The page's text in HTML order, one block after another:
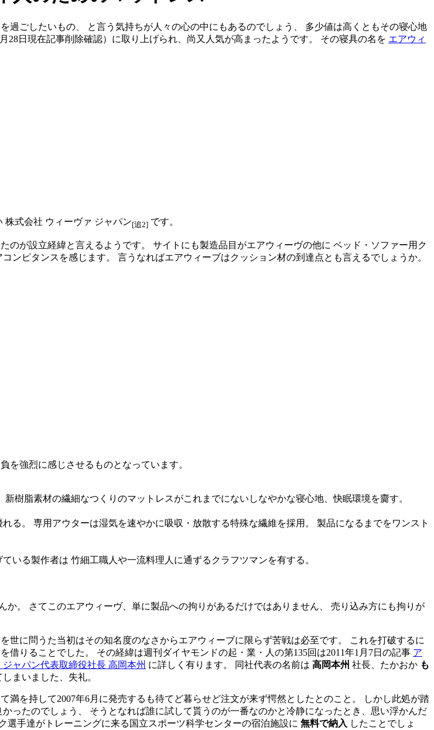
過ごしたいもの、 と言う気持ちが人々の心の中にもあるのでしょう、 多少値は高くともその寝心地
月28日現在記事削除確認）に取り上げられ、尚又人気が高まったようです。 その寝具の名を エアウィ
株式会社 ウィーヴァ ジャパン[追2] です。
のが設立経緯と言えるようです。 サイトにも製造品目がエアウィーヴの他に ベッド・ソファー用ク
ンピタンスを感じます。 言うなればエアウィーブはクッション材の到達点とも言えるでしょうか。
を強烈に感じさせるものとなっています。
樹脂素材の繊細なつくりのマットレスがこれまでにないしなやかな寝心地、快眠環境を齎す。
る。 専用アウターは湿気を速やかに吸収・放散する特殊な繊維を採用。 製品になるまでをワンスト
いる製作者は 竹細工職人や一流料理人に通ずるクラフツマンを有する。
。 さてこのエアウィーヴ、単に製品への拘りがあるだけではありません、 売り込み方にも拘りが
に問うた当初はその知名度のなさからエアウィーブに限らず苦戦は必至です。 これを打破するに
りることでした。 その経緯は週刊ダイヤモンドの起・業・人の第135回は2011年1月7日の記事 ア
ャパン代表取締役社長 高岡本州 に詳しく有ります。 同社代表の名前は 高岡本州 社長、たかおか も
まいました、失礼。
を持して2007年6月に発売するも待てど暮らせど注文が来ず愕然としたとのこと。 しかし此処が踏
かったのでしょう、 そうとなれば誰に試して貰うのが一番なのかと冷静になったとき、思い浮かんだ
手達がトレーニングに来る国立スポーツ科学センターの宿泊施設に 無料で納入 したことでしょ